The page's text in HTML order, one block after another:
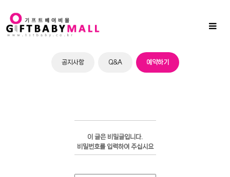
Toggle
Promotion
공지사항 Q&A 예약하기
이 글은 비밀글입니다.
비밀번호를 입력하여 주십시요